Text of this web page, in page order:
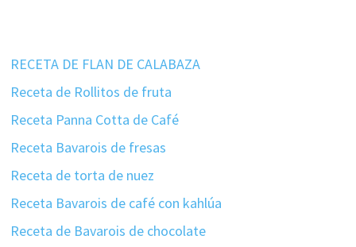
RECETA DE FLAN DE CALABAZA
Receta de Rollitos de fruta
Receta Panna Cotta de Café
Receta Bavarois de fresas
Receta de torta de nuez
Receta Bavarois de café con kahlúa
Receta de Bavarois de chocolate